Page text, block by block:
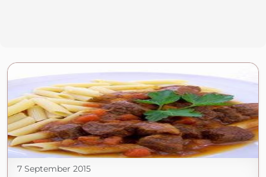
7 September 2015